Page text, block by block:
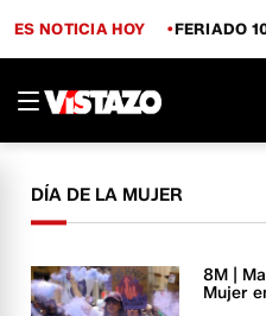
ES NOTICIA HOY FERIADO
DÍA DE LA MUJER
8M |
Mujer